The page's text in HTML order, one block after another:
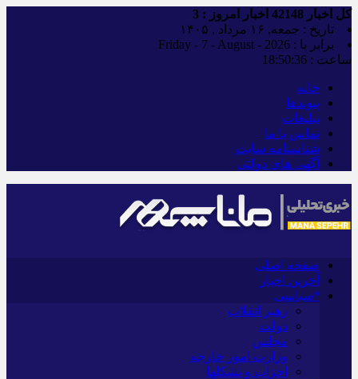
کل اخبار اخبار امروز : 3
تاریخ : جمعه, ۱۶ مرداد , ۱۴۰۵
برابر با : Friday - 7 - August - 2026
ساعت : 18:50:37
خانه
پیوندها
تبلیغات
تماس با ما
شناسنامه سایت
آگهی های دولتی
صفحه اصلی
آخرین اخبار
*سیاسی
رهبر انقلاب
دولت
مجلس
وزارت امور خارجه
احزاب و تشکلها